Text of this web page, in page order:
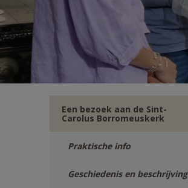
MAIL
Een bezoek aan de Sint-
Carolus Borromeuskerk
Praktische info
Geschiedenis en beschrijving